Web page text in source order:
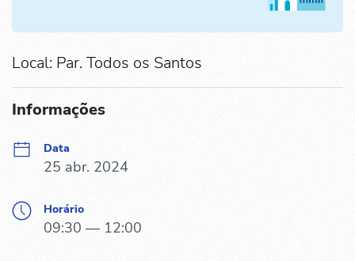
Local: Par. Todos os Santos
Informações
Data
25 abr. 2024
Horário
09:30 — 12:00